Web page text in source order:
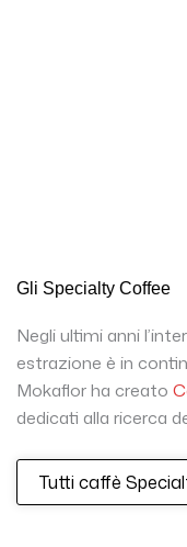
Gli Specialty Coffee
Negli ultimi anni
estrazione è in
Mokaflor ha creato
dedicati alla ricerca
Tutti caffè